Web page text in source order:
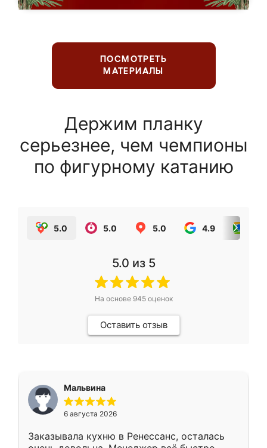
ПОСМОТРЕТЬ
МАТЕРИАЛЫ
Держим планку
серьезнее, чем чемпионы
по фигурному катанию
5.0 5.0 5.0 4.9
5.0 из 5
На основе 945оценок
Оставить отзыв
Мальвина
6 августа 2026
Заказывала кухню в Ренессанс, осталась